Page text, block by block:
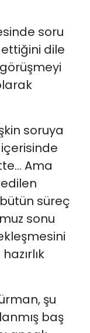
soru
dile
soruya
içerisinde
Ama
süreç
sonu
şu
baş